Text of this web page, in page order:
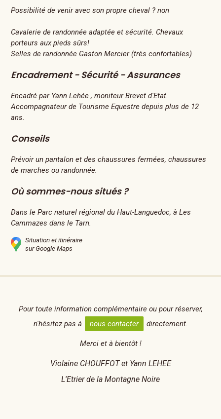
Possibilité de venir avec son propre cheval ? non
Cavalerie de randonnée adaptée et sécurité. Chevaux
porteurs aux pieds sûrs!
Selles de randonnée Gaston Mercier (très confortables)
Encadrement - Sécurité - Assurances
Encadré par Yann Lehée , moniteur Brevet d'Etat.
Accompagnateur de Tourisme Equestre depuis plus de 12
ans.
Conseils
Prévoir un pantalon et des chaussures fermées, chaussures
de marches ou randonnée.
Où sommes-nous situés ?
Dans le Parc naturel régional du Haut-Languedoc, à Les
Cammazes dans le Tarn.
Situation et itinéraire
sur Google Maps
Pour toute information complémentaire ou pour réserver,
n'hésitez pas à
nous contacter directement.
Merci et à bientôt !
Violaine CHOUFFOT et Yann LEHEE
L'Etrier de la Montagne Noire